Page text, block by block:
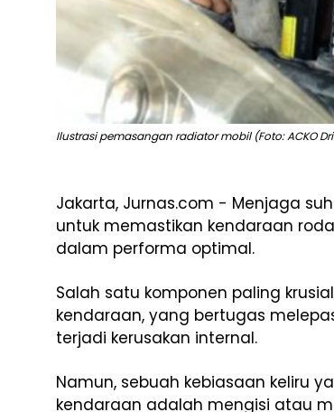
Ilustrasi pemasangan radiator mobil (Foto: ACKO
Jakarta, Jurnas.com - Menjaga
untuk memastikan kendaraan
dalam performa optimal.
Salah satu komponen paling
kendaraan, yang bertugas
terjadi kerusakan internal.
Namun, sebuah kebiasaan keliru
kendaraan adalah mengisi atau